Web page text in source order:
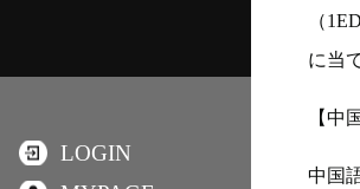
（
に当
【中
中国
LOGIN